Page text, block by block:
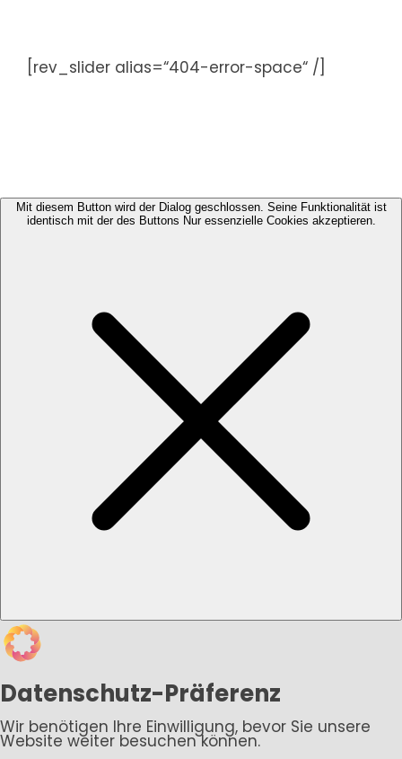
springen[rev_slider alias=“404-error-space“ /]
Mit diesem Button wird der Dialog geschlossen. Seine Funktionalität ist
identisch mit der des Buttons Nur essenzielle Cookies akzeptieren.
Datenschutz-Präferenz
Wir benötigen Ihre Einwilligung, bevor Sie unsere
Website weiter besuchen können.